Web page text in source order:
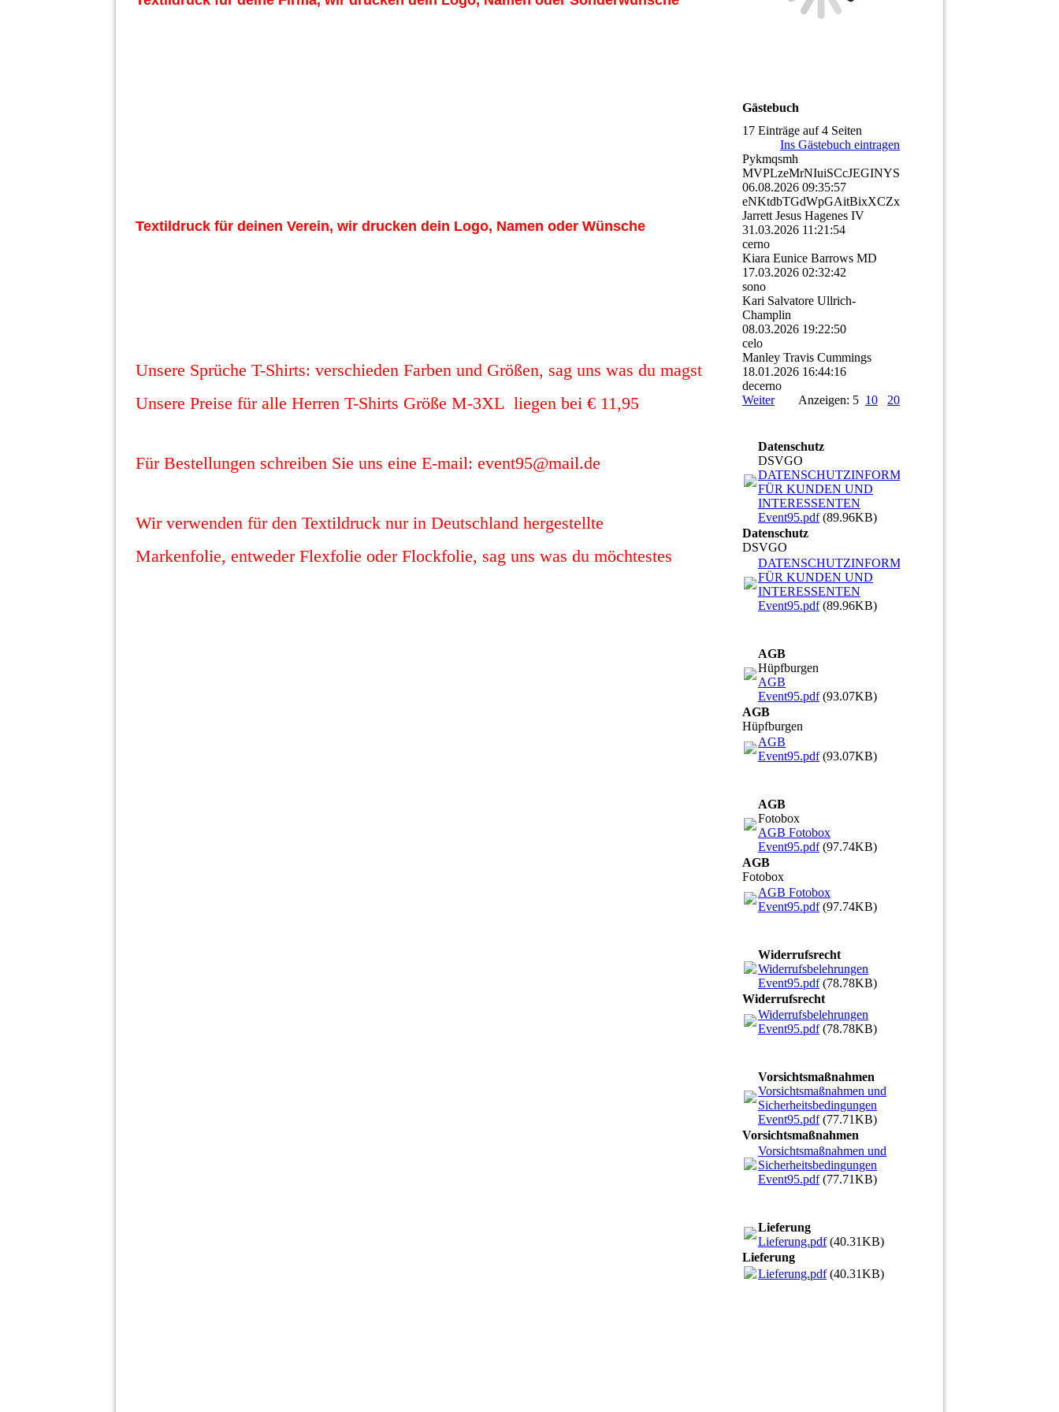
Textildruck für deinen Verein, wir drucken dein Logo, Namen oder Wünsche
Unsere Sprüche T-Shirts: verschieden Farben und Größen, sag uns was du magst
Unsere Preise für alle Herren T-Shirts Größe M-3XL liegen bei € 11,95
Für Bestellungen schreiben Sie uns eine E-mail: event95@mail.de
Wir verwenden für den Textildruck nur in Deutschland hergestellte
Markenfolie, entweder Flexfolie oder Flockfolie, sag uns was du möchtestes
Gästebuch
17 Einträge auf 4 Seiten
Ins Gästebuch eintragen
Pykmqsmh
MVPLzeMrNIuiSCcJEGINYSu
06.08.2026 09:35:57
eNKtdbTGdWpGAitBixXCZxD
Jarrett Jesus Hagenes IV
31.03.2026 11:21:54
cerno
Kiara Eunice Barrows MD
17.03.2026 02:32:42
sono
Kari Salvatore Ullrich-
Champlin
08.03.2026 19:22:50
celo
Manley Travis Cummings
18.01.2026 16:44:16
decerno
Weiter
Anzeigen: 5 10 20
Datenschutz
DSVGO
DATENSCHUTZINFORMATIONEN
FÜR KUNDEN UND
INTERESSENTEN
Event95.pdf(89.96KB)
Datenschutz
DSVGO
DATENSCHUTZINFORMATIONEN
FÜR KUNDEN UND
INTERESSENTEN
Event95.pdf(89.96KB)
AGB
Hüpfburgen
AGB
Event95.pdf(93.07KB)
AGB
Hüpfburgen
AGB
Event95.pdf(93.07KB)
AGB
Fotobox
AGB Fotobox
Event95.pdf(97.74KB)
AGB
Fotobox
AGB Fotobox
Event95.pdf(97.74KB)
Widerrufsrecht
Widerrufsbelehrungen
Event95.pdf(78.78KB)
Widerrufsrecht
Widerrufsbelehrungen
Event95.pdf(78.78KB)
Vorsichtsmaßnahmen
Vorsichtsmaßnahmen und
Sicherheitsbedingungen
Event95.pdf(77.71KB)
Vorsichtsmaßnahmen
Vorsichtsmaßnahmen und
Sicherheitsbedingungen
Event95.pdf(77.71KB)
Lieferung
Lieferung.pdf(40.31KB)
Lieferung
Lieferung.pdf(40.31KB)